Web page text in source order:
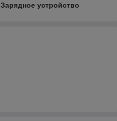
Зарядное устройство